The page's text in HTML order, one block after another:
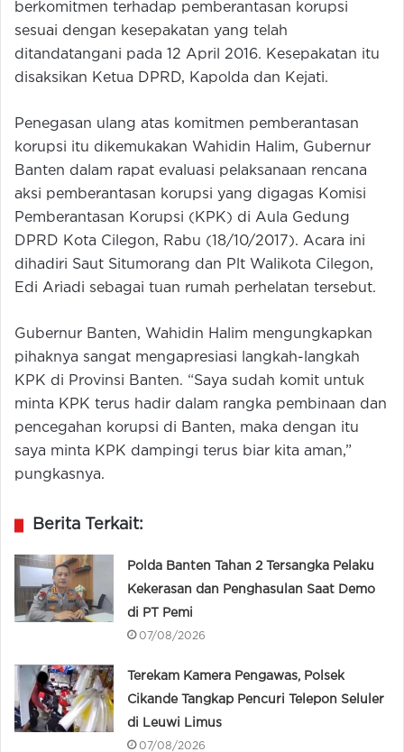
berkomitmen terhadap pemberantasan korupsi
sesuai dengan kesepakatan yang telah
ditandatangani pada 12 April 2016. Kesepakatan itu
disaksikan Ketua DPRD, Kapolda dan Kejati.
Penegasan ulang atas komitmen pemberantasan
korupsi itu dikemukakan Wahidin Halim, Gubernur
Banten dalam rapat evaluasi pelaksanaan rencana
aksi pemberantasan korupsi yang digagas Komisi
Pemberantasan Korupsi (KPK) di Aula Gedung
DPRD Kota Cilegon, Rabu (18/10/2017). Acara ini
dihadiri Saut Situmorang dan Plt Walikota Cilegon,
Edi Ariadi sebagai tuan rumah perhelatan tersebut.
Gubernur Banten, Wahidin Halim mengungkapkan
pihaknya sangat mengapresiasi langkah-langkah
KPK di Provinsi Banten. “Saya sudah komit untuk
minta KPK terus hadir dalam rangka pembinaan dan
pencegahan korupsi di Banten, maka dengan itu
saya minta KPK dampingi terus biar kita aman,”
pungkasnya.
Berita Terkait:
Polda Banten Tahan 2 Tersangka Pelaku
Kekerasan dan Penghasulan Saat Demo
di PT Pemi
07/08/2026
Terekam Kamera Pengawas, Polsek
Cikande Tangkap Pencuri Telepon Seluler
di Leuwi Limus
07/08/2026